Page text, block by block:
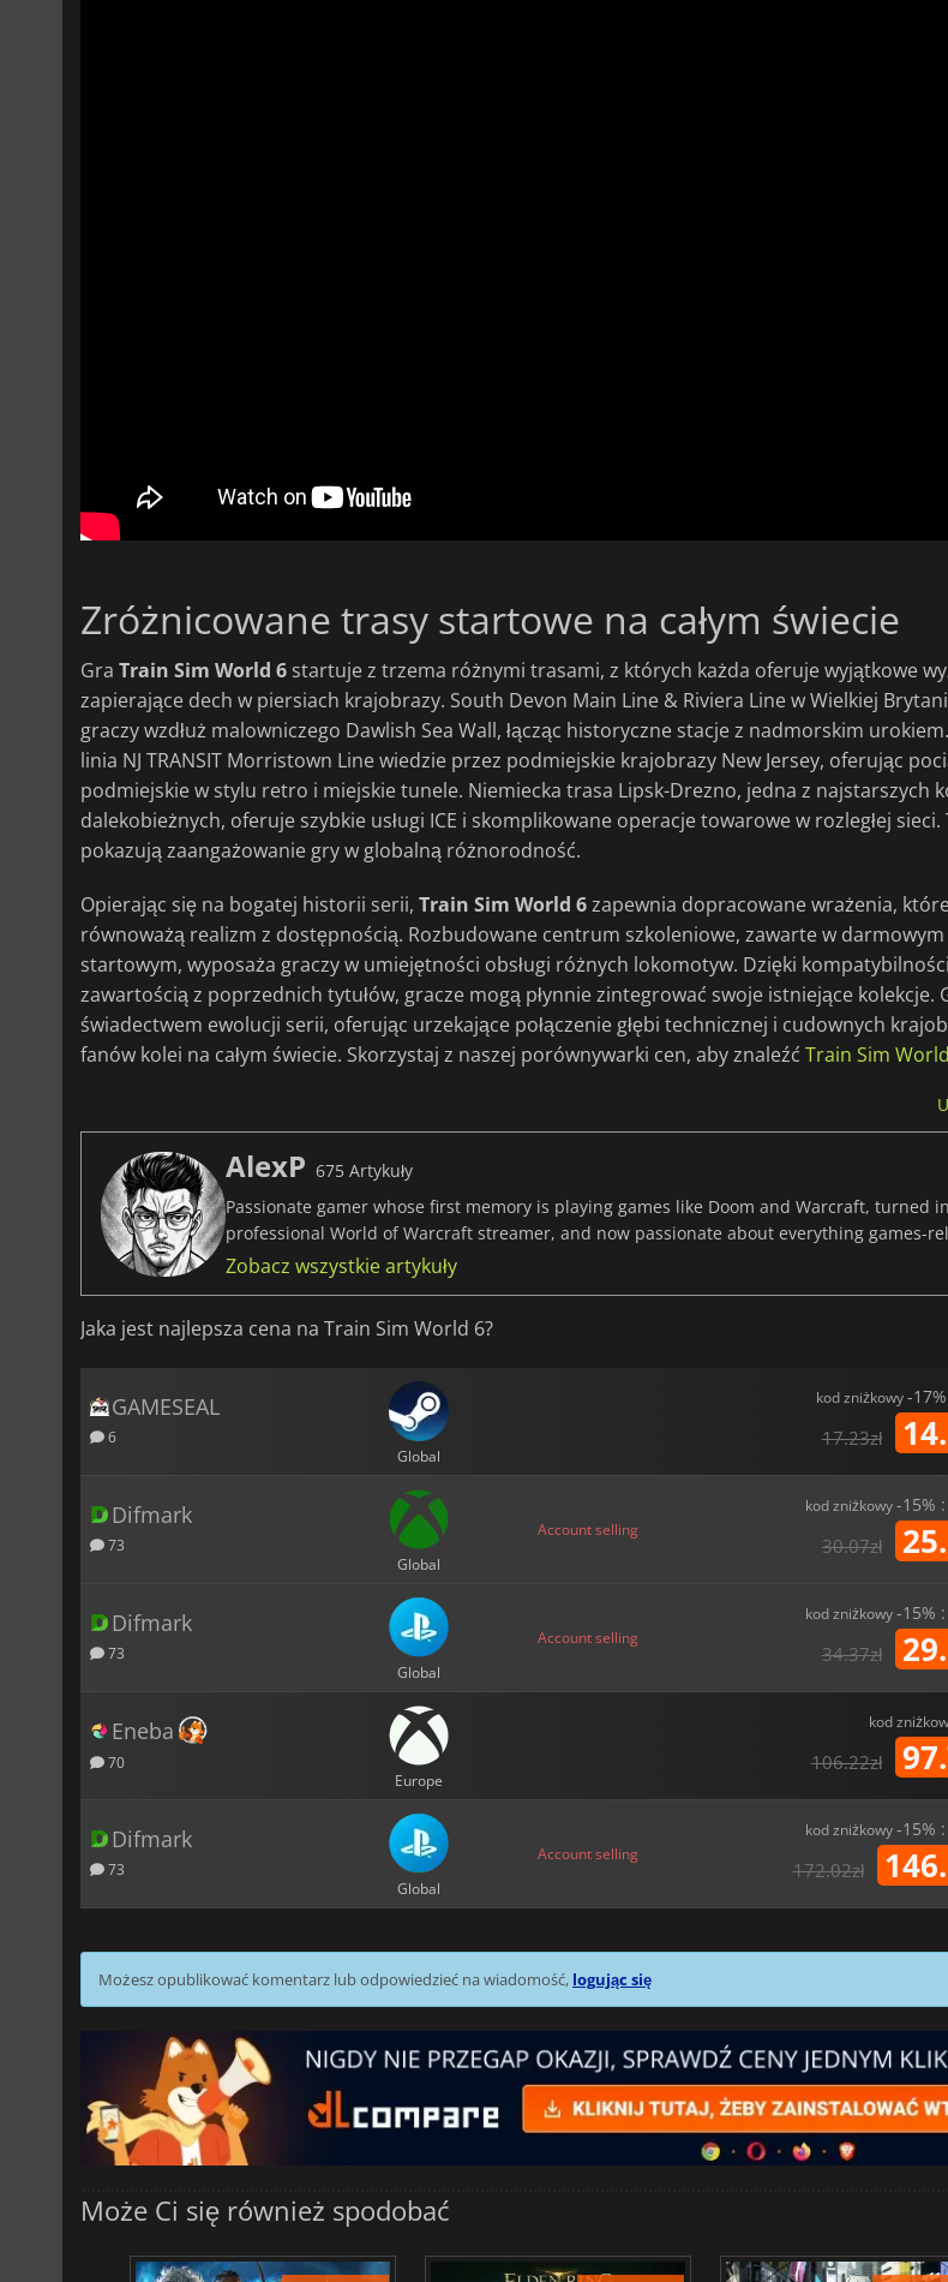
Zróżnicowane trasy startowe na całym świecie
Gra Train Sim World 6 startuje z trzema różnymi trasami, z których każda oferuje wyjątkowe
zapierające dech w piersiach krajobrazy. South Devon Main Line & Riviera Line w Wielkiej
graczy wzdłuż malowniczego Dawlish Sea Wall, łącząc historyczne stacje z nadmorskim
linia NJ TRANSIT Morristown Line wiedzie przez podmiejskie krajobrazy New Jersey, oferując
podmiejskie w stylu retro i miejskie tunele. Niemiecka trasa Lipsk-Drezno, jedna z najstarszych
dalekobieżnych, oferuje szybkie usługi ICE i skomplikowane operacje towarowe w rozległej sieci.
pokazują zaangażowanie gry w globalną różnorodność.
Opierając się na bogatej historii serii, Train Sim World 6zapewnia dopracowane wrażenia,
równoważą realizm z dostępnością. Rozbudowane centrum szkoleniowe, zawarte w
startowym, wyposaża graczy w umiejętności obsługi różnych lokomotyw. Dzięki
zawartością z poprzednich tytułów, gracze mogą płynnie zintegrować swoje istniejące kolekcje.
świadectwem ewolucji serii, oferując urzekające połączenie głębi technicznej i cudownych
fanów kolei na całym świecie. Skorzystaj z naszej porównywarki cen, aby znaleźć Train Sim
AlexP 675 Artykuły
Passionate gamer whose first memory is playing games like Doom and Warcraft, turned
professional World of Warcraft streamer, and now passionate about everything games-
Zobacz wszystkie artykuły
Jaka jest najlepsza cena na Train Sim World 6?
GAMESEAL
6
Global
kod zniżkowy-
17.23zł
Difmark
73
Global
Account selling
kod zniżkowy-15% :
30.07zł
Difmark
73
Global
Account selling
kod zniżkowy-15% :
34.37zł
Eneba
70
Europe
kod
106.22zł
Difmark
73
Global
Account selling
kod zniżkowy-15% :
172.02zł
Możesz opublikować komentarz lub odpowiedzieć na wiadomość, logując się
Może Ci się również spodobać